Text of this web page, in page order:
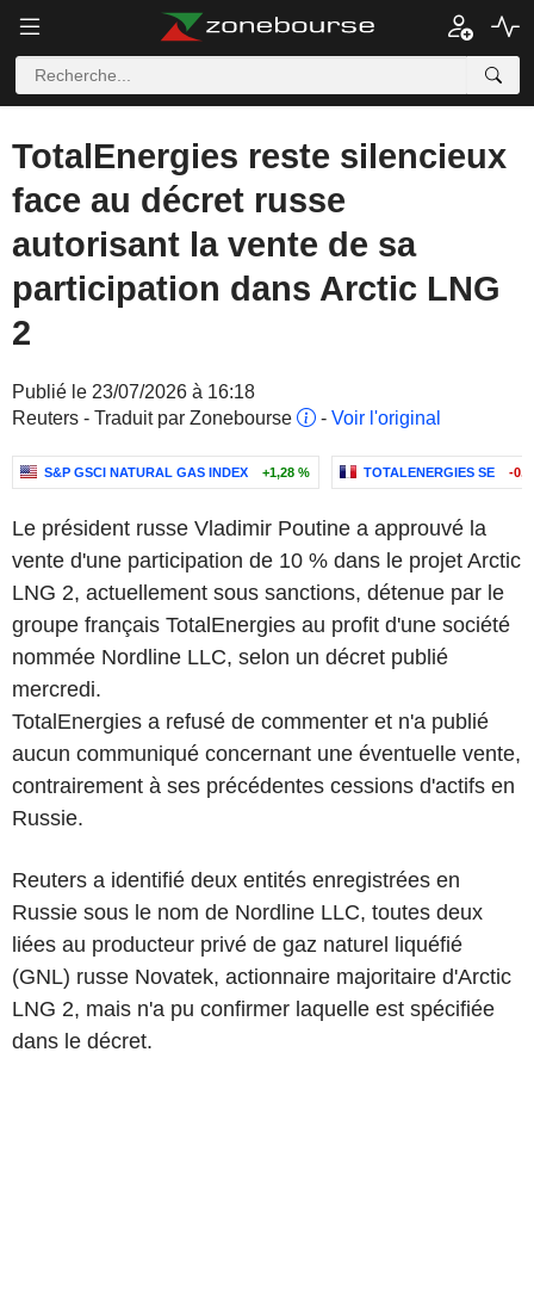
TotalEnergies reste silencieux
face au décret russe
autorisant la vente de sa
participation dans Arctic LNG
2
Publié le 23/07/2026 à 16:18
Reuters - Traduit par Zonebourse
- Voir l'original
S&P GSCI NATURAL GAS INDEX +1,28 % TOTALENERGIES SE -
Le président russe Vladimir Poutine a approuvé la
vente d'une participation de 10 % dans le projet Arctic
LNG 2, actuellement sous sanctions, détenue par le
groupe français TotalEnergies au profit d'une société
nommée Nordline LLC, selon un décret publié
mercredi.
TotalEnergies a refusé de commenter et n'a publié
aucun communiqué concernant une éventuelle vente,
contrairement à ses précédentes cessions d'actifs en
Russie.
Reuters a identifié deux entités enregistrées en
Russie sous le nom de Nordline LLC, toutes deux
liées au producteur privé de gaz naturel liquéfié
(GNL) russe Novatek, actionnaire majoritaire d'Arctic
LNG 2, mais n'a pu confirmer laquelle est spécifiée
dans le décret.